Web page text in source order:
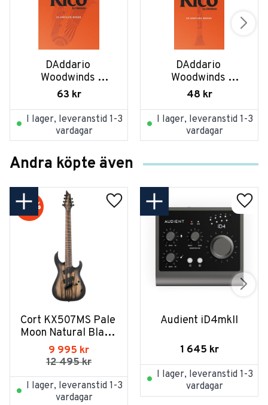
DAddario
Woodwinds
RKA2520 per st
63 kr
I lager, leveranstid 1-3
vardagar
DAddario
Woodwinds
RBA2515 per st
48 kr
I lager, leveranstid 1-3
vardagar
Andra köpte även
Cort KX507MS Pale
Moon Natural Black
Burst
9 995 kr
12 495kr
20 %
I lager, leveranstid 1-3
vardagar
Audient iD4mkII
1 645 kr
I lager, leveranstid 1-3
vardagar